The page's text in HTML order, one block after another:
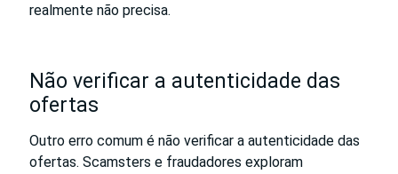
realmente não precisa.
Não verificar a autenticidade das
ofertas
Outro erro comum é não verificar a autenticidade das
ofertas. Scamsters e fraudadores exploram